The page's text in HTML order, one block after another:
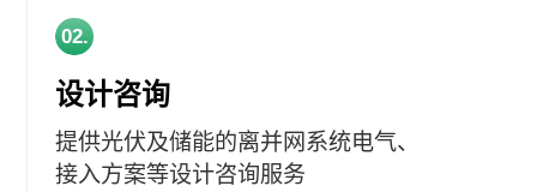
02.
设计咨询
提供光伏及储能的离并网系统电气、
接入方案等设计咨询服务